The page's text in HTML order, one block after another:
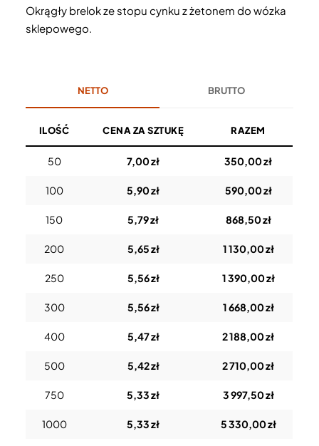
Okrągły brelok ze stopu cynku z żetonem do wózka
sklepowego.
NETTO BRUTTO
ILOŚĆ CENA ZA SZTUKĘ RAZEM
50 7,00 zł 350,00 zł
100 5,90 zł 590,00 zł
150 5,79 zł 868,50 zł
200 5,65 zł 1 130,00 zł
250 5,56 zł 1 390,00 zł
300 5,56 zł 1 668,00 zł
400 5,47 zł 2 188,00 zł
500 5,42 zł 2 710,00 zł
750 5,33 zł 3 997,50 zł
1000 5,33 zł 5 330,00 zł